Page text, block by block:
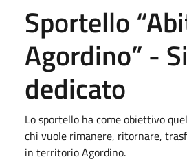
Sportello
Agordino” -
dedicato
Lo sportello ha come obiettivo
chi vuole rimanere, ritornare,
in territorio Agordino.